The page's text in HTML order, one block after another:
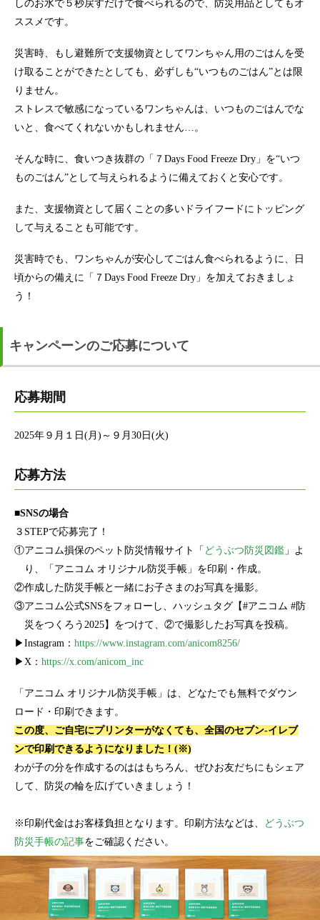
しのお水で５秒戻すだけで食べられるので、防災用品としてもオ
ススメです。
災害時、もし避難所で支援物資としてワンちゃん用のごはんを受
け取ることができたとしても、必ずしも“いつものごはん”とは限
りません。
ストレスで敏感になっているワンちゃんは、いつものごはんでな
いと、食べてくれないかもしれません…。
そんな時に、食いつき抜群の「７Days Food Freeze Dry」を“いつ
ものごはん”として与えられるように備えておくと安心です。
また、支援物資として届くことの多いドライフードにトッピング
して与えることも可能です。
災害時でも、ワンちゃんが安心してごはん食べられるように、日
頃からの備えに「７Days Food Freeze Dry」を加えておきましょ
う！
キャンペーンのご応募について
応募期間
2025年９月１日(月)～９月30日(火)
応募方法
■SNSの場合
３STEPで応募完了！
①アニコム損保のペット防災情報サイト「 どうぶつ防災図鑑 」よ
り、「アニコム オリジナル防災手帳」を印刷・作成。
②作成した防災手帳と一緒にお子さまのお写真を撮影。
③アニコム公式SNSをフォローし、ハッシュタグ【#アニコム #防
災をつくろう2025】をつけて、②で撮影したお写真を投稿。
▶Instagram： https://www.instagram.com/anicom8256/
▶X： https://x.com/anicom_inc
「アニコム オリジナル防災手帳」は、どなたでも無料でダウン
ロード・印刷できます。
この度、ご自宅にプリンターがなくても、全国のセブン-イレブ
ンで印刷できるようになりました！(※)
わが子の分を作成するのははもちろん、ぜひお友だちにもシェア
して、防災の輪を広げていきましょう！
※印刷代金はお客様負担となります。印刷方法などは、
どうぶつ
防災手帳の記事をご確認ください。